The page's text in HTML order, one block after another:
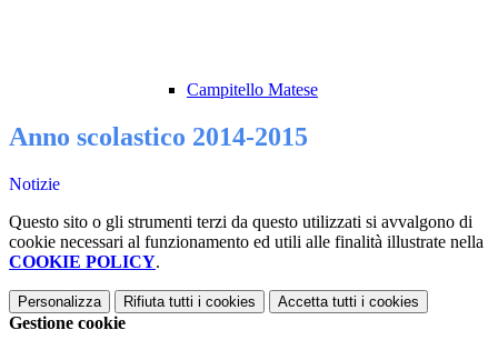
Campitello Matese
Anno scolastico 2014-2015
Notizie
Questo sito o gli strumenti terzi da questo utilizzati si avvalgono di
cookie necessari al funzionamento ed utili alle finalità illustrate nella
COOKIE POLICY.
Personalizza Rifiuta tutti i cookies Accetta tutti i cookies
Gestione cookie